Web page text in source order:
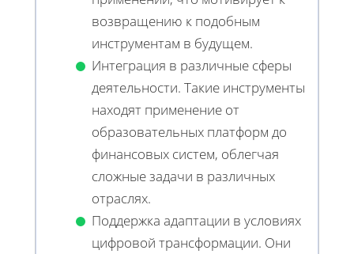
возвращению к подобным
инструментам в будущем.
Интеграция в различные сферы
деятельности. Такие инструменты
находят применение от
образовательных платформ до
финансовых систем, облегчая
сложные задачи в различных
отраслях.
Поддержка адаптации в условиях
цифровой трансформации. Они